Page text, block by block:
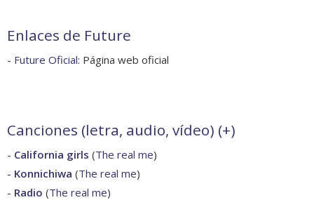
Enlaces de Future
- Future Oficial: Página web oficial
Canciones (letra, audio, vídeo) (+)
- California girls (The real me)
- Konnichiwa (The real me)
- Radio (The real me)